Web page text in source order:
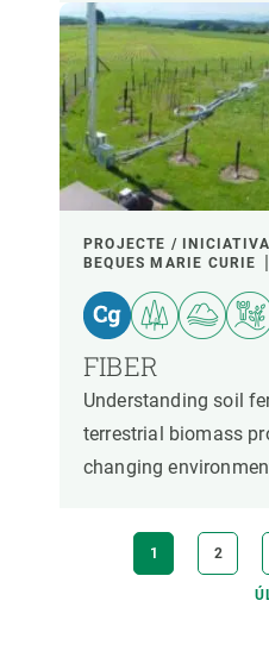
PROJECTE / INICIATIVA
BEQUES MARIE CURIE
FIBER
Understanding soil
terrestrial biomass
changing
PÀGINA
ACTUAL
1 PÀGINA
2